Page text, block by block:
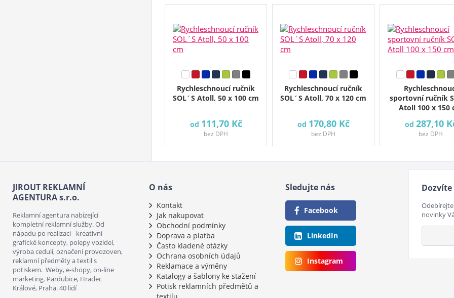
Rychleschnoucí ručník
SOL´S Atoll, 50 x 100 cm
od 111,70 Kč
bez DPH
Rychleschnoucí ručník
SOL´S Atoll, 70 x 120 cm
od 170,80 Kč
bez DPH
sportovní ručník
Atoll 100 x 150
od 287,10
bez DPH
JIROUT REKLAMNÍ
AGENTURA s.r.o.
Reklamní agentura nabízející
kompletní reklamní služby. Od
nápadu po realizaci - kreativní
grafické koncepty, polepy vozidel,
výroba cedulí, označení provozoven,
reklamní předměty a textil s
potiskem. Weby, e-shopy, on-line
marketing. Pardubice, Hradec
Králové, Praha. 40 lidí
O nás
Kontakt
Jak nakupovat
Obchodní podmínky
Doprava a platba
Často kladené otázky
Ochrana osobních údajů
Reklamace a výměny
Katalogy a šablony ke stažení
Potisk reklamních předmětů a
Sledujte nás
Facebook
LinkedIn
Instagram
novinky